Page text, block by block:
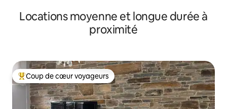
Locations moyenne et longue durée à
proximité
Coups de cœur voyageurs les plus appréciés
Coup de cœur voyageurs